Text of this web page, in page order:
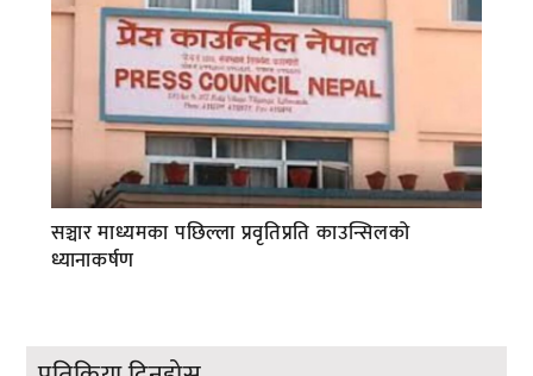
सञ्चार माध्यमका पछिल्ला प्रवृतिप्रति काउन्सिलको
ध्यानाकर्षण